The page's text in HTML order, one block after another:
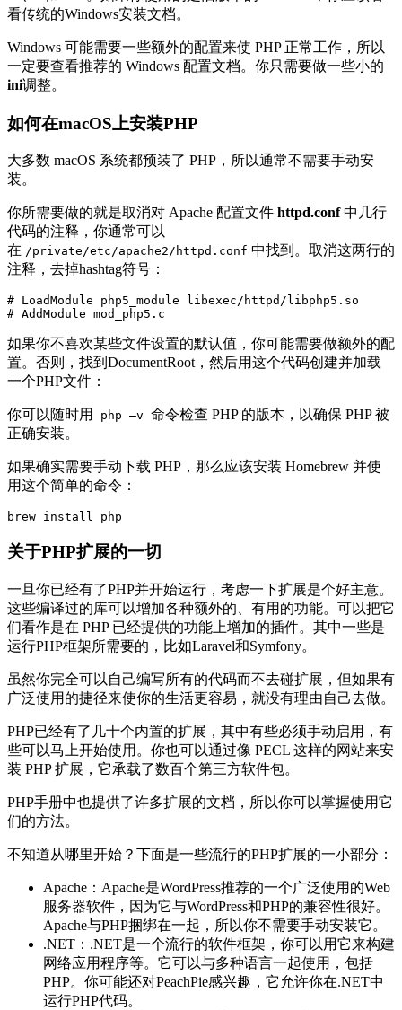
看传统的Windows安装文档。
Windows 可能需要一些额外的配置来使 PHP 正常工作，所以
一定要查看推荐的 Windows 配置文档。你只需要做一些小的
ini调整。
如何在macOS上安装PHP
大多数 macOS 系统都预装了 PHP，所以通常不需要手动安
装。
你所需要做的就是取消对 Apache 配置文件 httpd.conf中几行
代码的注释，你通常可以
在 /private/etc/apache2/httpd.conf 中找到。取消这两行的
注释，去掉hashtag符号：
# LoadModule php5_module libexec/httpd/libphp5.so
# AddModule mod_php5.c
如果你不喜欢某些文件设置的默认值，你可能需要做额外的配
置。否则，找到DocumentRoot，然后用这个代码创建并加载
一个PHP文件：
你可以随时用 php –v 命令检查 PHP 的版本，以确保 PHP 被
正确安装。
如果确实需要手动下载 PHP，那么应该安装 Homebrew 并使
用这个简单的命令：
brew install php
关于PHP扩展的一切
一旦你已经有了PHP并开始运行，考虑一下扩展是个好主意。
这些编译过的库可以增加各种额外的、有用的功能。可以把它
们看作是在 PHP 已经提供的功能上增加的插件。其中一些是
运行PHP框架所需要的，比如Laravel和Symfony。
虽然你完全可以自己编写所有的代码而不去碰扩展，但如果有
广泛使用的捷径来使你的生活更容易，就没有理由自己去做。
PHP已经有了几十个内置的扩展，其中有些必须手动启用，有
些可以马上开始使用。你也可以通过像 PECL 这样的网站来安
装 PHP 扩展，它承载了数百个第三方软件包。
PHP手册中也提供了许多扩展的文档，所以你可以掌握使用它
们的方法。
不知道从哪里开始？下面是一些流行的PHP扩展的一小部分：
Apache：Apache是WordPress推荐的一个广泛使用的Web
服务器软件，因为它与WordPress和PHP的兼容性很好。
Apache与PHP捆绑在一起，所以你不需要手动安装它。
.NET：.NET是一个流行的软件框架，你可以用它来构建
网络应用程序等。它可以与多种语言一起使用，包括
PHP。你可能还对PeachPie感兴趣，它允许你在.NET中
运行PHP代码。